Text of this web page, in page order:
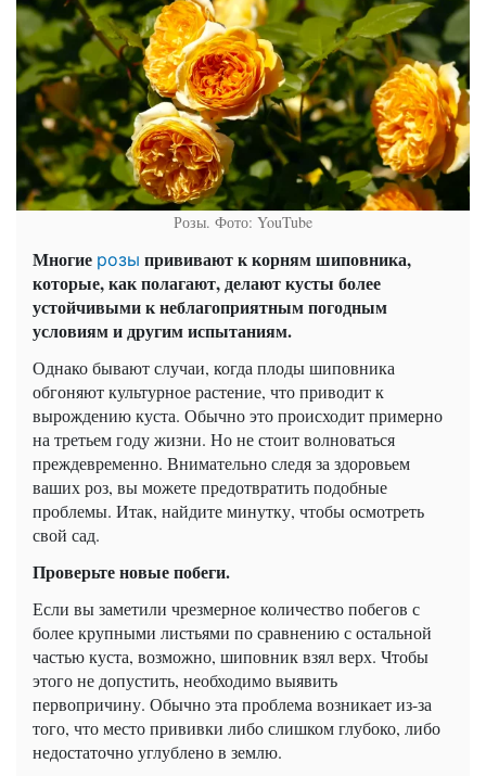
Розы. Фото: YouTube
Многие розы прививают к корням шиповника,
которые, как полагают, делают кусты более
устойчивыми к неблагоприятным погодным
условиям и другим испытаниям.
Однако бывают случаи, когда плоды шиповника
обгоняют культурное растение, что приводит к
вырождению куста. Обычно это происходит примерно
на третьем году жизни. Но не стоит волноваться
преждевременно. Внимательно следя за здоровьем
ваших роз, вы можете предотвратить подобные
проблемы. Итак, найдите минутку, чтобы осмотреть
свой сад.
Проверьте новые побеги.
Если вы заметили чрезмерное количество побегов с
более крупными листьями по сравнению с остальной
частью куста, возможно, шиповник взял верх. Чтобы
этого не допустить, необходимо выявить
первопричину. Обычно эта проблема возникает из-за
того, что место прививки либо слишком глубоко, либо
недостаточно углублено в землю.